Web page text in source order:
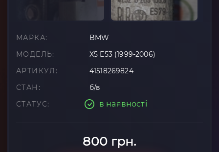
МАРКА:
BMW
МОДЕЛЬ:
X5 E53 (1999-2006)
АРТИКУЛ:
41518269824
СТАН:
б/в
СТАТУС:
в наявності
800 грн.